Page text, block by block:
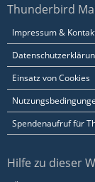
Thunderbird
Impressum &
Einsatz von Cookies
Spendenaufruf für
Hilfe zu dieser